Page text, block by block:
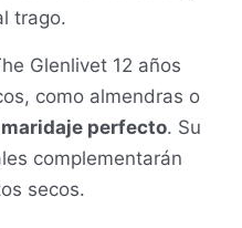
trago.
Glenlivet 12 años
como almendras o
maridaje perfecto. Su
complementarán
secos.